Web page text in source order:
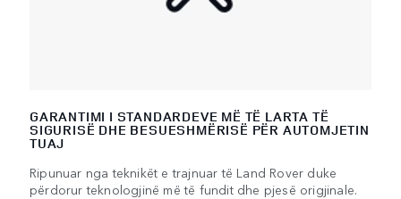
GARANTIMI I STANDARDEVE MË TË LARTA TË
SIGURISË DHE BESUESHMËRISË PËR AUTOMJETIN
TUAJ
Ripunuar nga teknikët e trajnuar të Land Rover duke
përdorur teknologjinë më të fundit dhe pjesë origjinale.